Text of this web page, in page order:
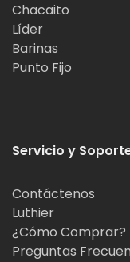
Chacaito
Líder
Barinas
Punto Fijo
Servicio y
Contáctenos
Luthier
¿Cómo Comprar?
Preguntas